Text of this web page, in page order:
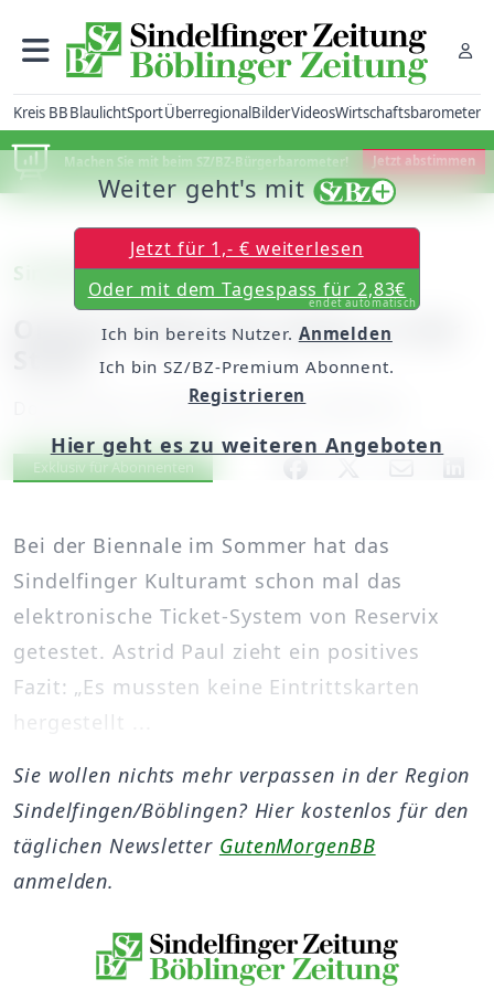
Kreis BBBlaulichtSportÜberregionalBilderVideosWirtschaftsbarometer
Machen Sie mit beim SZ/BZ-Bürgerbarometer! Jetzt abstimmen
Sindelfingen
Online-Tickets für Kultur in der
Donnerstag, 14. Dezember 2017, 06:00 Uhr
Artikel vorlesen
Exklusiv für Abonnenten
Bei der Biennale im Sommer hat das
Sindelfinger Kulturamt schon mal das
elektronische Ticket-System von Reservix
getestet. Astrid Paul zieht ein positives
Fazit: „Es mussten keine Eintrittskarten
hergestellt ...
Weiter geht's mit
Jetzt für 1,- € weiterlesen
Oder mit dem Tagespass für 2,83€
endet automatisch
Ich bin bereits Nutzer. Anmelden
Ich bin SZ/BZ-Premium Abonnent.
Registrieren
Hier geht es zu weiteren Angeboten
Sie wollen nichts mehr verpassen in der Region
Sindelfingen/Böblingen? Hier kostenlos für den
täglichen Newsletter GutenMorgenBB
anmelden.